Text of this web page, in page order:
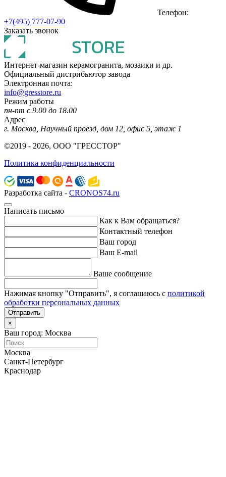
Телефон:
+7(495) 777-07-90
Заказать звонок
Интернет-магазин керамогранита, мозаики и др.
Официальный дистрибьютор завода
Электронная почта:
info@gresstore.ru
Режим работы
пн-пт с 9.00 до 18.00
Адрес
г. Москва, Научный проезд, дом 12, офис 5, этаж 1
©2019 - 2026, ООО "ГРЕССТОР"
Политика конфиденциальности
Разработка сайта - CRONOS74.ru
Написать письмо
Как к Вам обращаться?
Контактный телефон
Ваш город
Ваш E-mail
Ваше сообщение
Нажимая кнопку "Отправить", я соглашаюсь с политикой
обработки персональных данных
Отправить
×
Ваш город: Москва
Москва
Санкт-Петербург
Краснодар